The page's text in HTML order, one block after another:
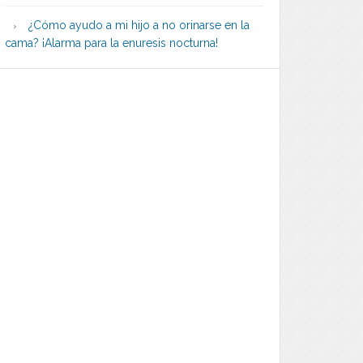
¿Cómo ayudo a mi hijo a no orinarse en la
cama? ¡Alarma para la enuresis nocturna!